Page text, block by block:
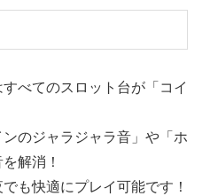
べてのスロット台が「コイ
のジャラジャラ音」や「ホ
解消！
も快適にプレイ可能です！